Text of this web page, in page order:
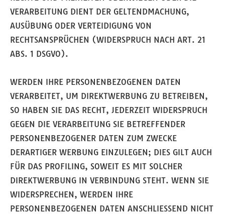
VERARBEITUNG DIENT DER GELTENDMACHUNG,
AUSÜBUNG ODER VERTEIDIGUNG VON
RECHTSANSPRÜCHEN (WIDERSPRUCH NACH ART. 21
ABS. 1 DSGVO).
WERDEN IHRE PERSONENBEZOGENEN DATEN
VERARBEITET, UM DIREKTWERBUNG ZU BETREIBEN,
SO HABEN SIE DAS RECHT, JEDERZEIT WIDERSPRUCH
GEGEN DIE VERARBEITUNG SIE BETREFFENDER
PERSONENBEZOGENER DATEN ZUM ZWECKE
DERARTIGER WERBUNG EINZULEGEN; DIES GILT AUCH
FÜR DAS PROFILING, SOWEIT ES MIT SOLCHER
DIREKTWERBUNG IN VERBINDUNG STEHT. WENN SIE
WIDERSPRECHEN, WERDEN IHRE
PERSONENBEZOGENEN DATEN ANSCHLIESSEND NICHT